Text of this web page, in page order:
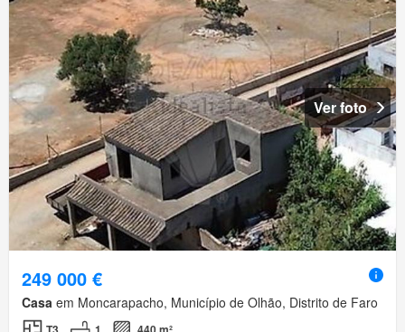
Ver foto
249 000 €
Casa em Moncarapacho, Município de Olhão, Distrito de Faro